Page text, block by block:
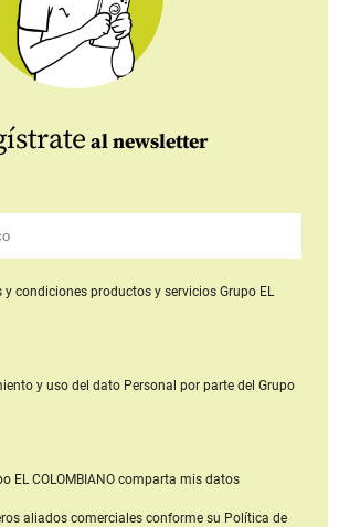
al newsletter
y condiciones productos y serviciosGrupo EL
y uso del dato Personal por parte del Grupo
EL COLOMBIANOcomparta mis datos
aliados comerciales conforme su Política de